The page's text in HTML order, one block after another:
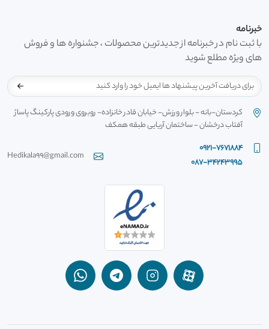
خبرنامه
با ثبت نام در خبرنامه از جدیدترین محصولات ، جشنواره ها و فروش
های ویژه مطلع شوید
کردستان-بانه - بلوار ورزش- خیابان قادر خانزاده- روبروی ورودی پارکینگ پاساژ
آفتاب درخشان - ساختمان آریایی طبقه همکف
0921-7671884
087-34243995
Hedikala99@gmail.com